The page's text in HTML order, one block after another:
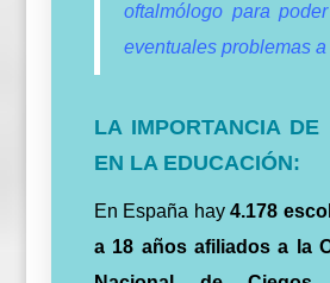
oftalmólogo para
eventuales problemas a
LA IMPORTANCIA DE
EN LA EDUCACIÓN:
En España hay4.178
a 18 años afiliados a la